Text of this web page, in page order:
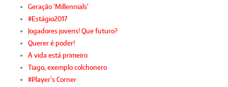
Geração ‘Millennials’
#Estágio2017
Jogadores jovens! Que futuro?
Querer é poder!
A vida está primeiro
Tiago, exemplo colchonero
#Player’s Corner